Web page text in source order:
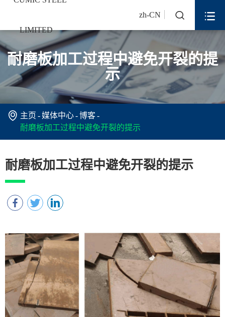
zh-CN  
耐磨板加工过程中避免开裂的提
示
 主页 媒体中心
博客
耐磨板加工过程中避免开裂的提示
耐磨板加工过程中避免开裂的提示